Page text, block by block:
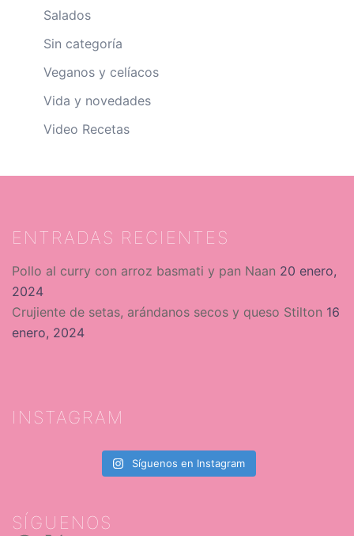
Salados
Sin categoría
Veganos y celíacos
Vida y novedades
Video Recetas
ENTRADAS RECIENTES
Pollo al curry con arroz basmati y pan Naan 20 enero,
2024
Crujiente de setas, arándanos secos y queso Stilton 16
enero, 2024
INSTAGRAM
Síguenos en Instagram
SÍGUENOS